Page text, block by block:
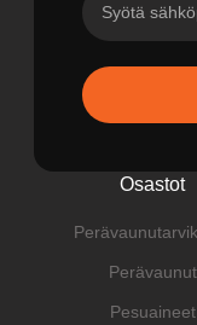
Osastot
Perävaunut
Pesuaineet